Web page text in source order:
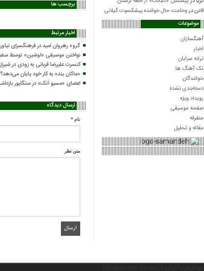
لادندروخامت حال خواننده پیشکسوت گیلانی
موضوعات
آهنگسازان
اخبار
ترانه سرایان
تک آهنگ ها
خوانندگان
دسته‌بندی نشده
رویداد ویژه
صفحه موسیقی
متفرقه
مقاله و تحلیل
برچسب ها
اخبار مرتبط
گروه رهروان امید در فرهنگسرای
نواختن موسیقی «اوشین» توسط
کنسرت علیرضا قربانی به زودی در شیراز
«ماکان بند» به کار خود پایان می‌دهد؟
اعضای «مسیو اَتک» در سنگاپور
ارسال دیدگاه
نام *
متن نظر